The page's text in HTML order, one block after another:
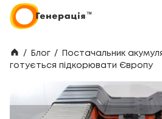
/ Блог /
Постачальник
готується підкорювати Європу